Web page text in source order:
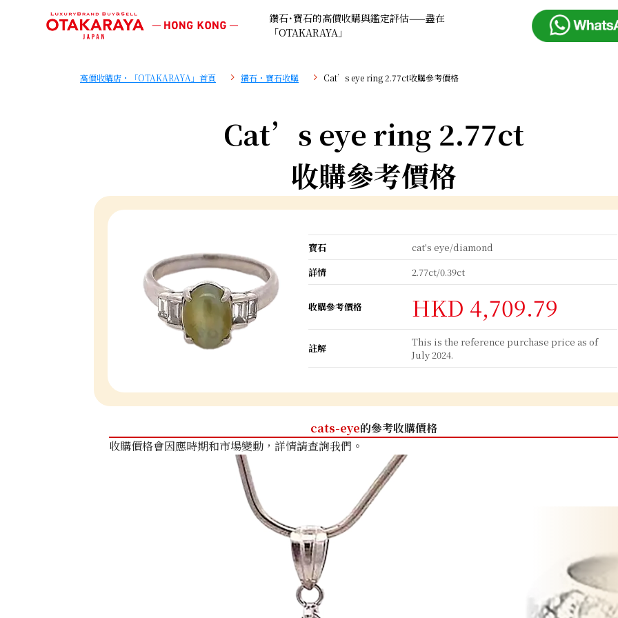
鑽石･寶石的高價收購與鑑定評估——盡在
「OTAKARAYA」
高價收購店・「OTAKARAYA」首頁 鑽石・寶石收購 Cat’s eye ring 2.77ct收購參考價格
Cat’s eye ring 2.77ct
收購參考價格
寶石
cat's eye/diamond
詳情
2.77ct/0.39ct
收購參考價格 HKD 4,709.79
註解
This is the reference purchase price as of
July 2024.
cats-eye的參考收購價格
收購價格會因應時期和市場變動，詳情請查詢我們。